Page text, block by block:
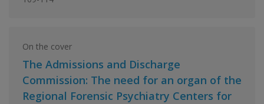
On the cover
The Admissions and Discharge
Commission: The need for an organ of the
Regional Forensic Psychiatry Centers for